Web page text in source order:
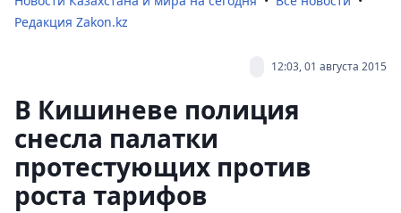
Редакция Zakon.kz
12:03, 01 августа 2015
В Кишиневе полиция
снесла палатки
протестующих против
роста тарифов